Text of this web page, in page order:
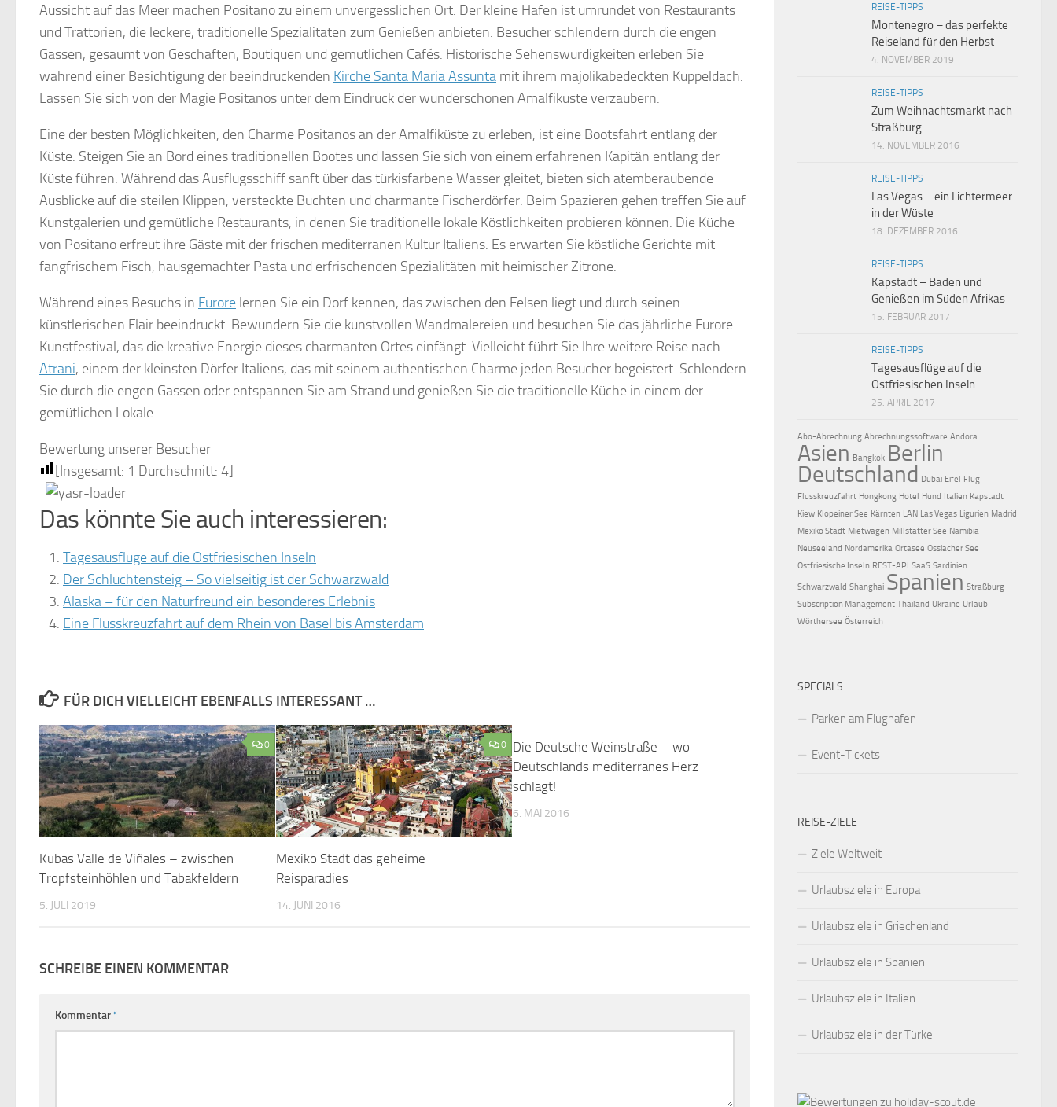
Aussicht auf das Meer machen Positano zu einem unvergesslichen Ort. Der kleine Hafen ist umrundet von Restaurants
und Trattorien, die leckere, traditionelle Spezialitäten zum Genießen anbieten. Besucher schlendern durch die engen
Gassen, gesäumt von Geschäften, Boutiquen und gemütlichen Cafés. Historische Sehenswürdigkeiten erleben Sie
während einer Besichtigung der beeindruckenden Kirche Santa Maria Assunta mit ihrem majolikabedeckten Kuppeldach.
Lassen Sie sich von der Magie Positanos unter dem Eindruck der wunderschönen Amalfiküste verzaubern.
Eine der besten Möglichkeiten, den Charme Positanos an der Amalfiküste zu erleben, ist eine Bootsfahrt entlang der
Küste. Steigen Sie an Bord eines traditionellen Bootes und lassen Sie sich von einem erfahrenen Kapitän entlang der
Küste führen. Während das Ausflugsschiff sanft über das türkisfarbene Wasser gleitet, bieten sich atemberaubende
Ausblicke auf die steilen Klippen, versteckte Buchten und charmante Fischerdörfer. Beim Spazieren gehen treffen Sie auf
Kunstgalerien und gemütliche Restaurants, in denen Sie traditionelle lokale Köstlichkeiten probieren können. Die Küche
von Positano erfreut ihre Gäste mit der frischen mediterranen Kultur Italiens. Es erwarten Sie köstliche Gerichte mit
fangfrischem Fisch, hausgemachter Pasta und erfrischenden Spezialitäten mit heimischer Zitrone.
Während eines Besuchs in Furore lernen Sie ein Dorf kennen, das zwischen den Felsen liegt und durch seinen
künstlerischen Flair beeindruckt. Bewundern Sie die kunstvollen Wandmalereien und besuchen Sie das jährliche Furore
Kunstfestival, das die kreative Energie dieses charmanten Ortes einfängt. Vielleicht führt Sie Ihre weitere Reise nach
Atrani, einem der kleinsten Dörfer Italiens, das mit seinem authentischen Charme jeden Besucher begeistert. Schlendern
Sie durch die engen Gassen oder entspannen Sie am Strand und genießen Sie die traditionelle Küche in einem der
gemütlichen Lokale.
Bewertung unserer Besucher
[Insgesamt: 1 Durchschnitt: 4]
Das könnte Sie auch interessieren:
Tagesausflüge auf die Ostfriesischen Inseln
Der Schluchtensteig – So vielseitig ist der Schwarzwald
Alaska – für den Naturfreund ein besonderes Erlebnis
Eine Flusskreuzfahrt auf dem Rhein von Basel bis Amsterdam
FÜR DICH VIELLEICHT EBENFALLS INTERESSANT …
0
Kubas Valle de Viñales – zwischen
Tropfsteinhöhlen und Tabakfeldern
5. JULI 2019
0
Mexiko Stadt das geheime
Reisparadies
14. JUNI 2016
Die Deutsche Weinstraße – wo
Deutschlands mediterranes Herz
schlägt!
6. MAI 2016
SCHREIBE EINEN KOMMENTAR
Kommentar*
REISE-TIPPS
Montenegro – das perfekte
Reiseland für den Herbst
4. NOVEMBER 2019
REISE-TIPPS
Zum Weihnachtsmarkt nach
Straßburg
14. NOVEMBER 2016
REISE-TIPPS
Las Vegas – ein Lichtermeer
in der Wüste
18. DEZEMBER 2016
REISE-TIPPS
Kapstadt – Baden und
Genießen im Süden Afrikas
15. FEBRUAR 2017
REISE-TIPPS
Tagesausflüge auf die
Ostfriesischen Inseln
25. APRIL 2017
Abo-Abrechnung Abrechnungssoftware Andora
Asien Bangkok Berlin
Deutschland Dubai Eifel Flug
Flusskreuzfahrt Hongkong Hotel Hund Italien Kapstadt
Kiew Klopeiner See Kärnten LAN Las Vegas Ligurien Madrid
Mexiko Stadt Mietwagen Millstätter See Namibia
Neuseeland Nordamerika Ortasee Ossiacher See
Ostfriesische Inseln REST-API SaaS Sardinien
Schwarzwald Shanghai Spanien Straßburg
Subscription Management Thailand Ukraine Urlaub
Wörthersee Österreich
SPECIALS
Parken am Flughafen
Event-Tickets
REISE-ZIELE
Ziele Weltweit
Urlaubsziele in Europa
Urlaubsziele in Griechenland
Urlaubsziele in Spanien
Urlaubsziele in Italien
Urlaubsziele in der Türkei